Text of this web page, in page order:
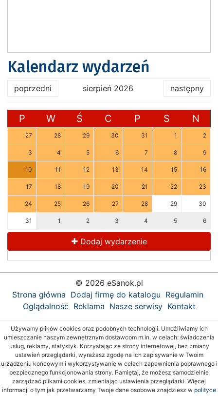
Kalendarz wydarzeń
poprzedni sierpień 2026 następny
P W Ś C P S N
27 28 29 30 31 1 2
3 4 5 6 7 8 9
10 11 12 13 14 15 16
17 18 19 20 21 22 23
24 25 26 27 28 29 30
31 1 2 3 4 5 6
Dodaj wydarzenie
© 2026 eSanok.pl
Strona główna Dodaj firmę do katalogu Regulamin
Oglądalność Reklama Nasze serwisy Kontakt
Używamy plików cookies oraz podobnych technologii. Umożliwiamy ich
umieszczanie naszym zewnętrznym dostawcom m.in. w celach: świadczenia
usług, reklamy, statystyk. Korzystając ze strony internetowej, bez zmiany
ustawień przeglądarki, wyrażasz zgodę na ich zapisywanie w Twoim
urządzeniu końcowym i wykorzystywanie w celach zapewnienia poprawnego i
bezpiecznego funkcjonowania strony. Pamiętaj, że możesz samodzielnie
zarządzać plikami cookies, zmieniając ustawienia przeglądarki. Więcej
informacji o tym jak przetwarzamy Twoje dane osobowe znajdziesz w polityce